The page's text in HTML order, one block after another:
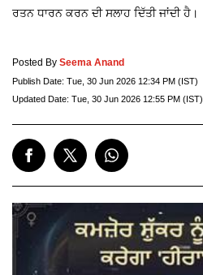
ਰਤਨ ਧਾਰਨ ਕਰਨ ਦੀ ਸਲਾਹ ਦਿੱਤੀ ਜਾਂਦੀ ਹੈ।
Posted By Seema Anand
Publish Date: Tue, 30 Jun 2026 12:34 PM (IST)
Updated Date: Tue, 30 Jun 2026 12:55 PM (IST)